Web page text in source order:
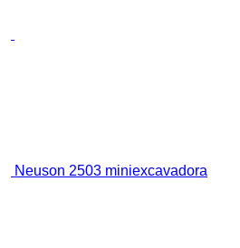
Neuson 2503 miniexcavadora